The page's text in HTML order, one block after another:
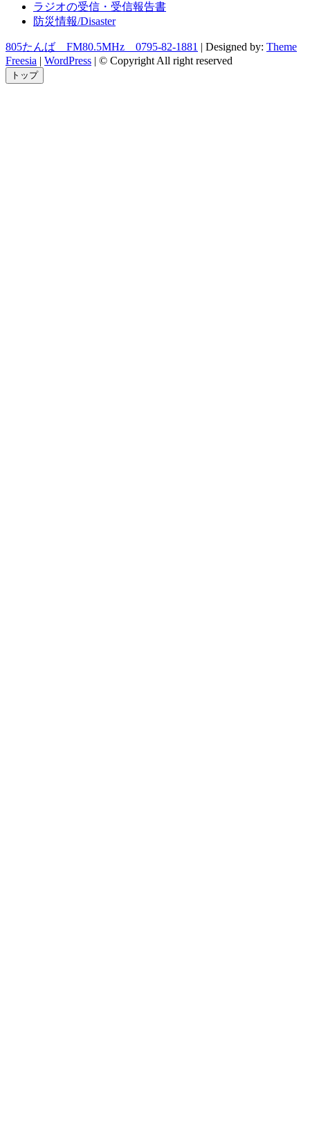
ラジオの受信・受信報告書
防災情報/Disaster
805たんば FM80.5MHz 0795-82-1881 | Designed by: Theme
Freesia | WordPress | © Copyright All right reserved
トップ